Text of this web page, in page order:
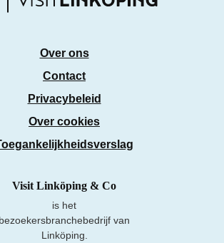
Over ons
Contact
Privacybeleid
Over cookies
Visit Linköping & Co
is het
bezoekersbranchebedrijf van
Linköping.